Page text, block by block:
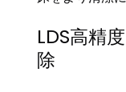
LDS高精
除